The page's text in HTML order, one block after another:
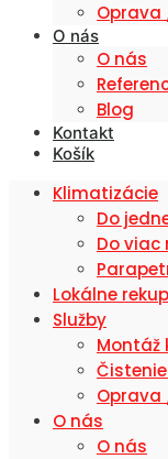
Oprava
O nás
O nás
Blog
Kontakt
Košík
Klimatizácie
Do
Do
Lokálne
Služby
Oprava
O nás
O nás